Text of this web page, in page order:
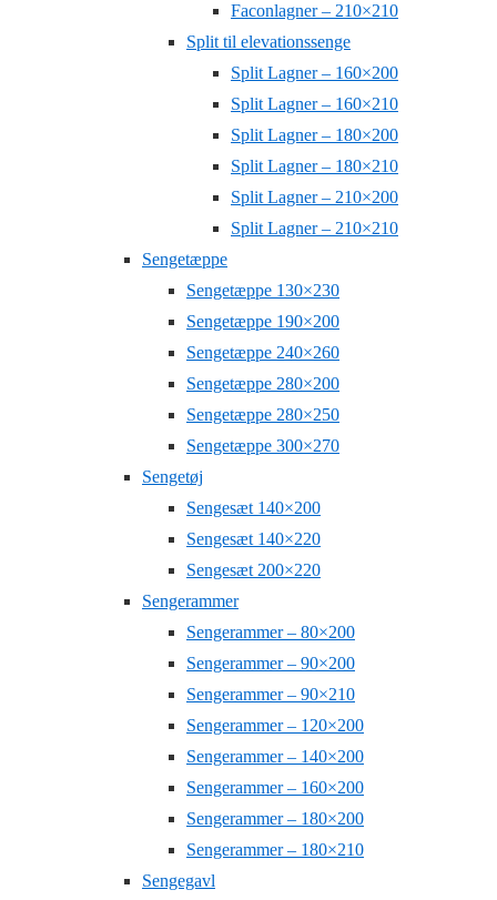
Faconlagner – 210×210
Split til elevationssenge
Split Lagner – 160×200
Split Lagner – 160×210
Split Lagner – 180×200
Split Lagner – 180×210
Split Lagner – 210×200
Split Lagner – 210×210
Sengetæppe
Sengetæppe 130×230
Sengetæppe 190×200
Sengetæppe 240×260
Sengetæppe 280×200
Sengetæppe 280×250
Sengetæppe 300×270
Sengetøj
Sengesæt 140×200
Sengesæt 140×220
Sengesæt 200×220
Sengerammer
Sengerammer – 80×200
Sengerammer – 90×200
Sengerammer – 90×210
Sengerammer – 120×200
Sengerammer – 140×200
Sengerammer – 160×200
Sengerammer – 180×200
Sengerammer – 180×210
Sengegavl